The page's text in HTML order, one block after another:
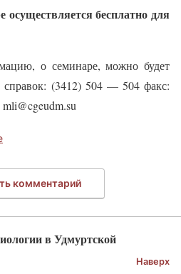
осуществляется бесплатно для
о семинаре, можно будет
справок: (3412) 504 — 504 факс:
комментарий
в Удмуртской
Наверх